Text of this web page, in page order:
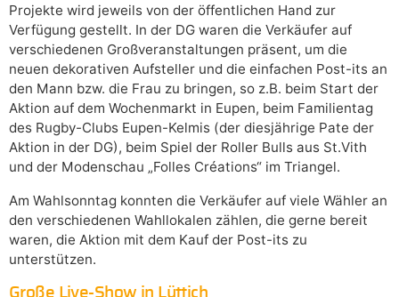
Projekte wird jeweils von der öffentlichen Hand zur
Verfügung gestellt. In der DG waren die Verkäufer auf
verschiedenen Großveranstaltungen präsent, um die
neuen dekorativen Aufsteller und die einfachen Post-its an
den Mann bzw. die Frau zu bringen, so z.B. beim Start der
Aktion auf dem Wochenmarkt in Eupen, beim Familientag
des Rugby-Clubs Eupen-Kelmis (der diesjährige Pate der
Aktion in der DG), beim Spiel der Roller Bulls aus St.Vith
und der Modenschau „Folles Créations“ im Triangel.
Am Wahlsonntag konnten die Verkäufer auf viele Wähler an
den verschiedenen Wahllokalen zählen, die gerne bereit
waren, die Aktion mit dem Kauf der Post-its zu
unterstützen.
Große Live-Show in Lüttich